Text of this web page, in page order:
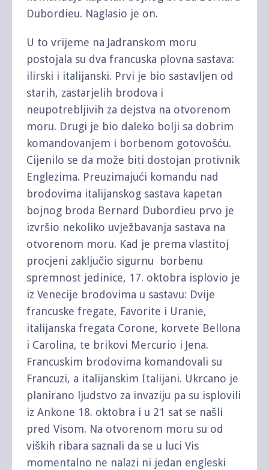
Dubordieu. Naglasio je on.
U to vrijeme na Jadranskom moru
postojala su dva francuska plovna sastava:
ilirski i italijanski. Prvi je bio sastavljen od
starih, zastarjelih brodova i
neupotrebljivih za dejstva na otvorenom
moru. Drugi je bio daleko bolji sa dobrim
komandovanjem i borbenom gotovošću.
Cijenilo se da može biti dostojan protivnik
Englezima. Preuzimajući komandu nad
brodovima italijanskog sastava kapetan
bojnog broda Bernard Dubordieu prvo je
izvršio nekoliko uvježbavanja sastava na
otvorenom moru. Kad je prema vlastitoj
procjeni zaključio sigurnu borbenu
spremnost jedinice, 17. oktobra isplovio je
iz Venecije brodovima u sastavu: Dvije
francuske fregate, Favorite i Uranie,
italijanska fregata Corone, korvete Bellona
i Carolina, te brikovi Mercurio i Jena.
Francuskim brodovima komandovali su
Francuzi, a italijanskim Italijani. Ukrcano je
planirano ljudstvo za invaziju pa su isplovili
iz Ankone 18. oktobra i u 21 sat se našli
pred Visom. Na otvorenom moru su od
viških ribara saznali da se u luci Vis
momentalno ne nalazi ni jedan engleski